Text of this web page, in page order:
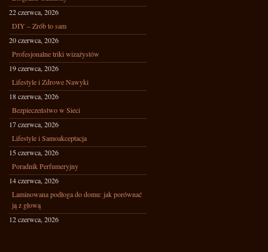
22 czerwca, 2026
DIY – Zrób to sam
20 czerwca, 2026
Profesjonalne triki wizażystów
19 czerwca, 2026
Lifestyle i Zdrowe Nawyki
18 czerwca, 2026
Bezpieczeństwo w Sieci
17 czerwca, 2026
Lifestyle i Samoakceptacja
15 czerwca, 2026
Poradnik Perfumeryjny
14 czerwca, 2026
Laminowana podłoga do domu: jak porównać
ją z głową
12 czerwca, 2026